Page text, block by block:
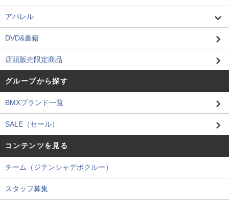
アパレル
DVD&書籍
店頭販売限定商品
グループから探す
BMXブランド一覧
SALE（セール）
コンテンツを見る
チーム（ジテンシャデポクルー）
スタッフ募集